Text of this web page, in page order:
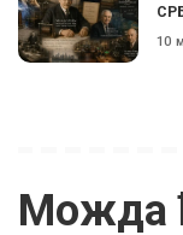
10
Можда